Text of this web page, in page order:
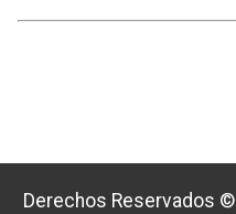
Derechos Reservados ©